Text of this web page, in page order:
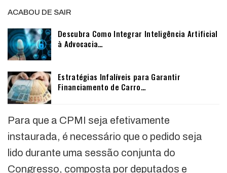
ACABOU DE SAIR
Descubra Como Integrar Inteligência Artificial
à Advocacia…
Estratégias Infalíveis para Garantir
Financiamento de Carro…
Para que a CPMI seja efetivamente
instaurada, é necessário que o pedido seja
lido durante uma sessão conjunta do
Congresso, composta por deputados e